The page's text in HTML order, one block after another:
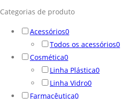
Categorias de produto
Acessórios0
Todos os acessórios0
Cosmética0
Linha Plástica0
Linha Vidro0
Farmacêutica0